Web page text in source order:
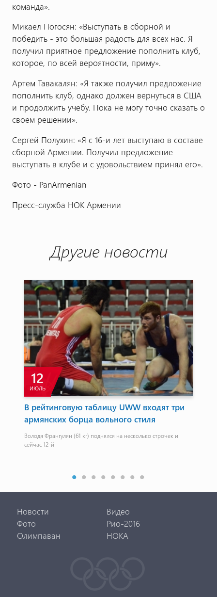
команда».
Микаел Погосян: «Выступать в сборной и
победить - это большая радость для всех нас. Я
получил приятное предложение пополнить клуб,
которое, по всей вероятности, приму».
Артем Тавакалян: «Я также получил предложение
пополнить клуб, однако должен вернуться в США
и продолжить учебу. Пока не могу точно сказать о
своем решении».
Сергей Полухин: «Я с 16-и лет выступаю в составе
сборной Армении. Получил предложение
выступать в клубе и с удовольствием принял его».
Фото - PanArmenian
Пресс-служба НОК Армении
Другие новости
12
ИЮЛЬ
В рейтинговую таблицу UWW входят три
армянских борца вольного стиля
Володя Франгулян (61 кг) поднялся на несколько строчек и
сейчас 12-й
Новости
Видео
Фото
Рио-2016
Олимпаван
НОКА